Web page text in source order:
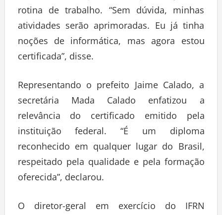
rotina de trabalho. “Sem dúvida, minhas
atividades serão aprimoradas. Eu já tinha
noções de informática, mas agora estou
certificada”, disse.
Representando o prefeito Jaime Calado, a
secretária Mada Calado enfatizou a
relevância do certificado emitido pela
instituição federal. “É um diploma
reconhecido em qualquer lugar do Brasil,
respeitado pela qualidade e pela formação
oferecida”, declarou.
O diretor-geral em exercício do IFRN